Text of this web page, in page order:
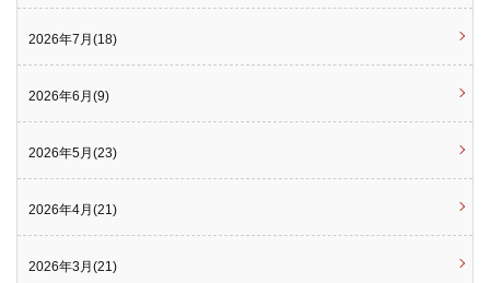
2026年7月(18)
2026年6月(9)
2026年5月(23)
2026年4月(21)
2026年3月(21)